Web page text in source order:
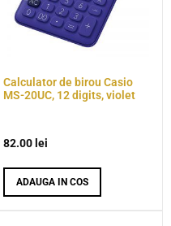
Calculator de birou Casio
MS-20UC, 12 digits, violet
82.00 lei
ADAUGA IN COS